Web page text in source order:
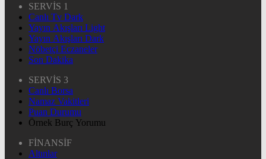
SERVİS 1
Canlı Tv Dark
Yayın Akışları Light
Yayın Akışları Dark
Nöbetçi Eczaneler
Son Dakika
SERVİS 3
Canlı Borsa
Namaz Vakitleri
Puan Durumu
Örnek Burç Yorumu
FİNANSİF
Altınlar